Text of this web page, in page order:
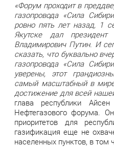
«Форум проходит в
газопровода «Сила
ровно пять лет назад, 1
Якутске дал
Владимирович Путин. И
сказать, что буквально
газопровода «Сила
уверены, этот
самый масштабный в
достижение для всей
глава республики
Нефтегазового форума.
приоритетов для
газификация еще не
населенных пунктов, в